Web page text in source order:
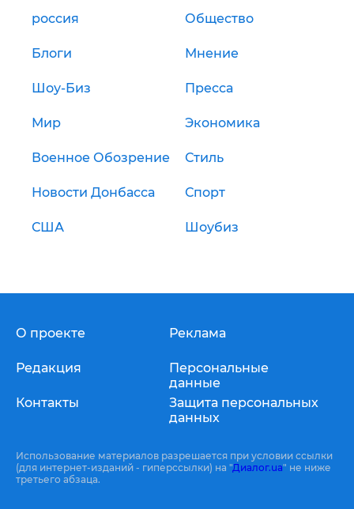
россия Общество
Блоги Мнение
Шоу-Биз Пресса
Мир Экономика
Военное Обозрение Стиль
Новости Донбасса Спорт
США Шоубиз
О проекте
Редакция
Контакты
Реклама
Персональные
данные
Защита персональных
данных
Использование материалов разрешается при условии ссылки
(для интернет-изданий - гиперссылки) на "Диалог.ua" не ниже
третьего абзаца.